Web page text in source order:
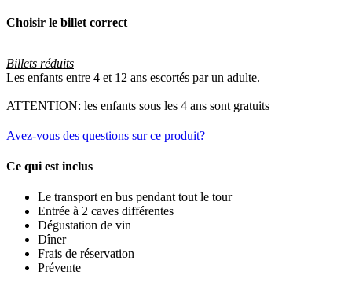
Choisir le billet correct
Billets réduits
Les enfants entre 4 et 12 ans escortés par un adulte.
ATTENTION: les enfants sous les 4 ans sont gratuits
Avez-vous des questions sur ce produit?
Ce qui est inclus
Le transport en bus pendant tout le tour
Entrée à 2 caves différentes
Dégustation de vin
Dîner
Frais de réservation
Prévente